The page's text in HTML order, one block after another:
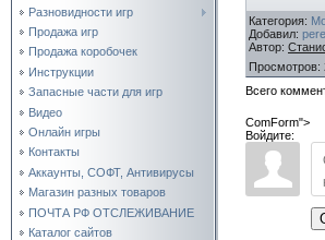
Разновидности игр
Продажа игр
Продажа коробочек
Инструкции
Запасные части для игр
Видео
Онлайн игры
Контакты
Аккаунты, СОФТ, Антивирусы
Магазин разных товаров
ПОЧТА РФ ОТСЛЕЖИВАНИЕ
Каталог сайтов
Категория:
Добавил:
Автор:
Просмотров:
Всего
ComForm">
Войдите: